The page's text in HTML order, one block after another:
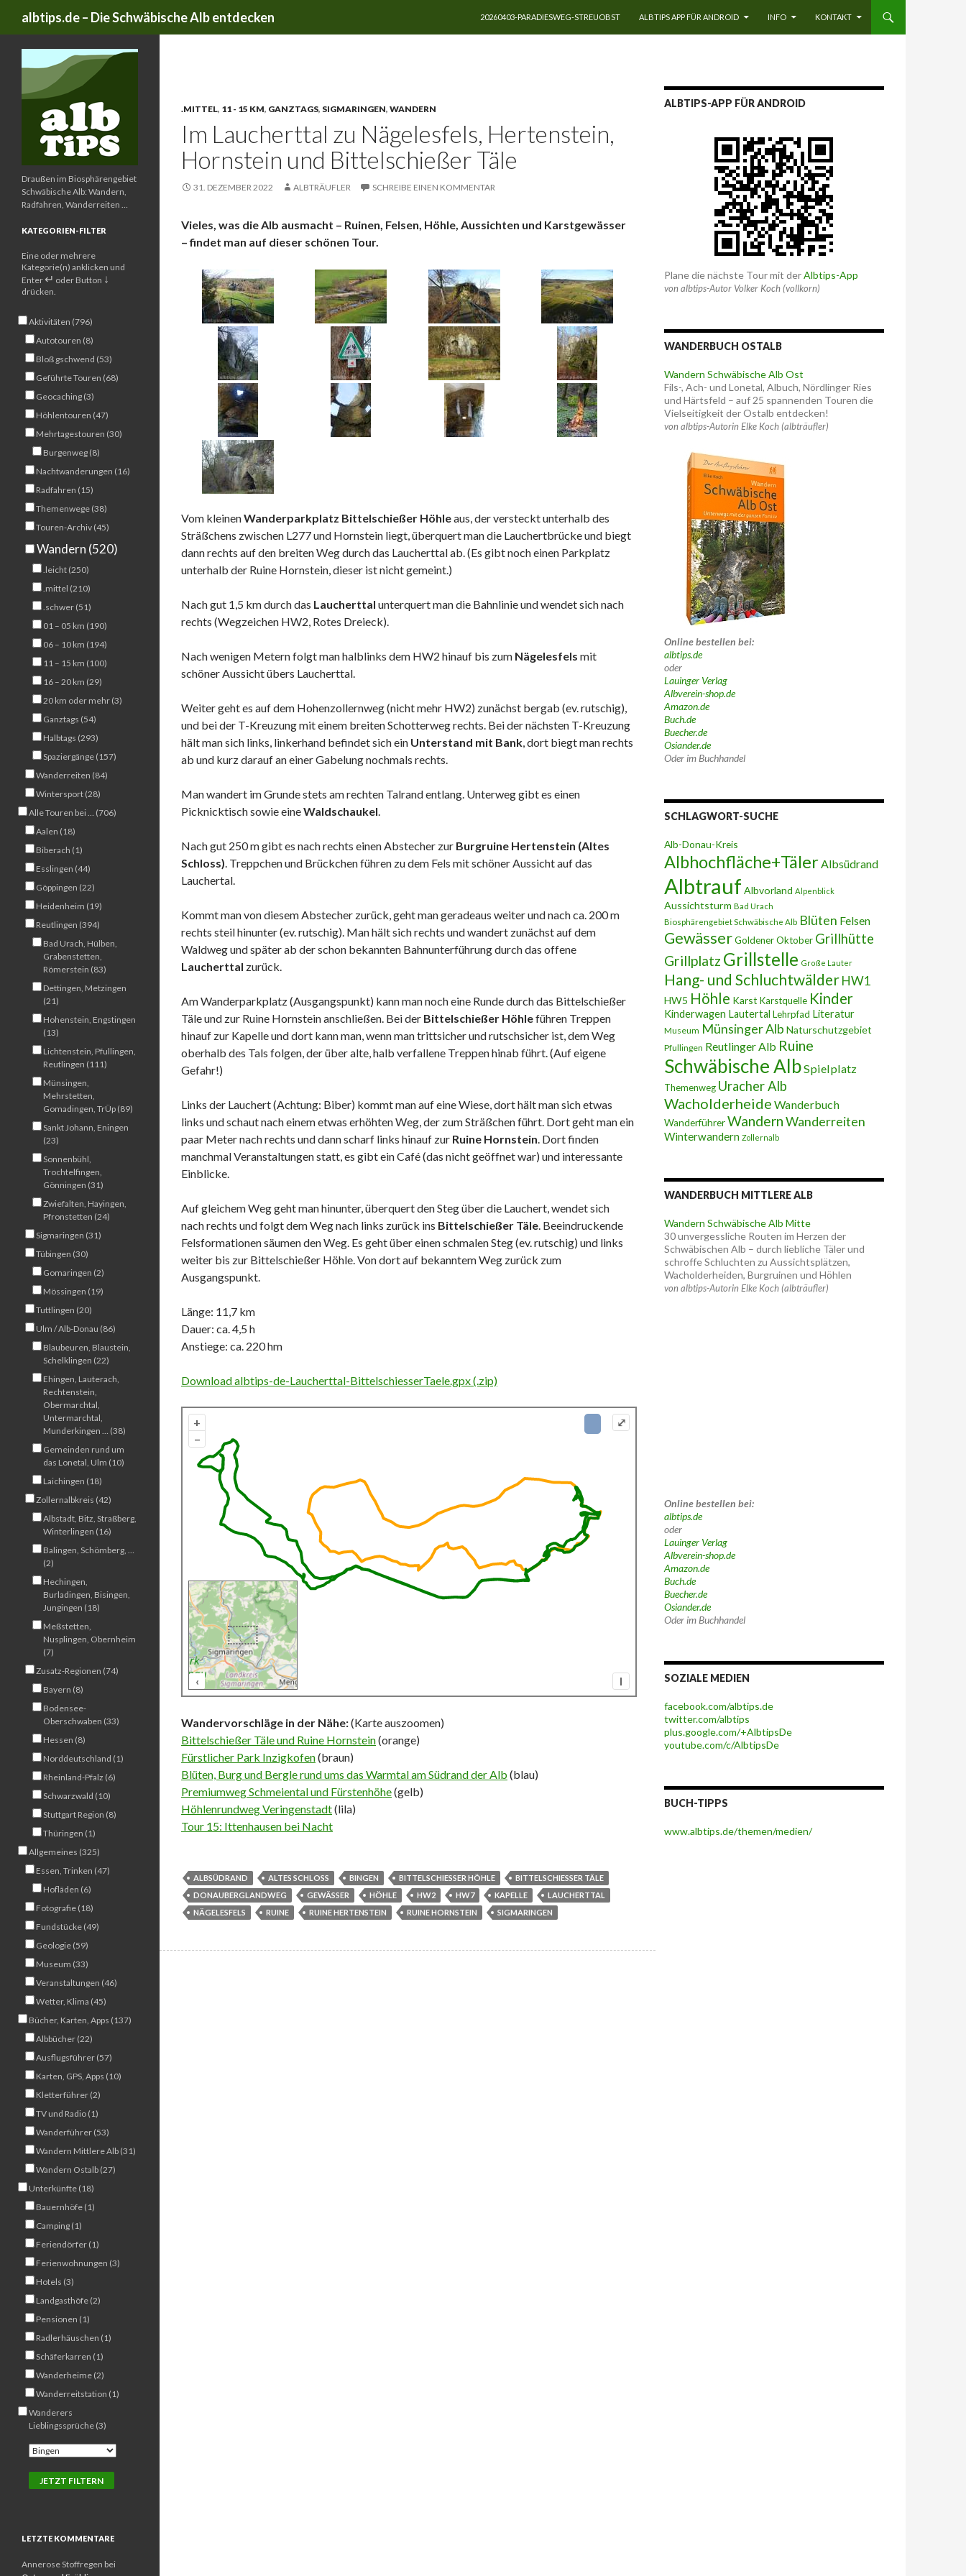
albtips.de – Die Schwäbische Alb entdecken
20260403-PARADIESWEG-STREUOBST
ALBTIPS APP FÜR ANDROID INFO KONTAKT
.MITTEL, 11 - 15 KM, GANZTAGS, SIGMARINGEN, WANDERN
Im Laucherttal zu Nägelesfels, Hertenstein,
Hornstein und Bittelschießer Täle
31. DEZEMBER 2022 ALBTRÄUFLER SCHREIBE EINEN KOMMENTAR
Vieles, was die Alb ausmacht – Ruinen, Felsen, Höhle, Aussichten und Karstgewässer
– findet man auf dieser schönen Tour.
Vom kleinenWanderparkplatz Bittelschießer Höhleaus, der versteckt unterhalb des
Sträßchens zwischen L277 und Hornstein liegt, überquert man die Lauchertbrücke und biegt
dann rechts auf den breiten Weg durch das Laucherttal ab. (Es gibt noch einen Parkplatz
unterhalb der Ruine Hornstein, dieser ist nicht gemeint.)
Nach gut 1,5 km durch das Laucherttal unterquert man die Bahnlinie und wendet sich nach
rechts (Wegzeichen HW2, Rotes Dreieck).
Nach wenigen Metern folgt man halblinks dem HW2 hinauf bis zum Nägelesfels mit
schöner Aussicht übers Laucherttal.
Weiter geht es auf dem Hohenzollernweg (nicht mehr HW2) zunächst bergab (ev. rutschig),
und bei der T-Kreuzung mit einem breiten Schotterweg rechts. Bei der nächsten T-Kreuzung
hält man sich links, linkerhand befindet sich ein Unterstand mit Bank, dort biegt man rechts
ab und kurz darauf an einer Gabelung nochmals rechts.
Man wandert im Grunde stets am rechten Talrand entlang. Unterweg gibt es einen
Picknicktisch sowie eineWaldschaukel.
Nach gut 250 m gibt es nach rechts einen Abstecher zur Burgruine Hertenstein (Altes
Schloss). Treppchen und Brückchen führen zu dem Fels mit schöner Aussicht auf das
Lauchertal.
Kommt man von diesem Abstecher zurück, geht man geradeaus weiter und nach ca. 200 m
rechts steil hinunter (ev. rutschig). Man hält sich rechts und wandert zunächst auf dem
Waldweg und später ab der schon bekannten Bahnunterführung durch das offene
Laucherttal zurück.
Am Wanderparkplatz (Ausgangspunkt) kann man noch eine Runde durch das Bittelschießer
Täle und zur Ruine Hornstein anschließen. Bei der Bittelschießer Höhleführen Treppen
hinauf zur Kapelle und dort kann man, wenn man trittsicher und rutschsicher ist, dem Weg
oberhalb des Tals folgen, der über alte, halb verfallene Treppen hinab führt. (Auf eigene
Gefahr!)
Links der Lauchert (Achtung: Biber) kommt man auf eine Wiese, dort hält man sich etwas
links und schaut nach einem etwas erhöhten Weg, der zum Sträßchen führt. Dort geht man ein
paar Meter nach rechts und dann scharf links hinauf zur Ruine Hornstein. Dort finden
manchmal Veranstaltungen statt, es gibt ein Café (das nicht geöffnet war) und interessante
Einblicke.
Auf gleichem Weg geht man hinunter, überquert den Steg über die Lauchert, wendet sich
nach rechts und folgt dem Weg nach links zurück ins Bittelschießer Täle. Beeindruckende
Felsformationen säumen den Weg. Es geht über einen schmalen Steg (ev. rutschig) und links
weiter bis zur Bittelschießer Höhle. Von dort auf bekanntem Weg zurück zum
Ausgangspunkt.
Länge: 11,7 km
Dauer: ca. 4,5 h
Anstiege: ca. 220 hm
Download albtips-de-Laucherttal-BittelschiesserTaele.gpx (.zip)
+
–
I
500 m
‹
⤢
Wandervorschläge in der Nähe:(Karte auszoomen)
Bittelschießer Täle und Ruine Hornstein(orange)
Fürstlicher Park Inzigkofen(braun)
Blüten, Burg und Bergle rund ums das Warmtal am Südrand der Alb (blau)
Premiumweg Schmeiental und Fürstenhöhe(gelb)
Höhlenrundweg Veringenstadt(lila)
Tour 15: Ittenhausen bei Nacht
ALBSÜDRAND ALTES SCHLOSS BINGEN BITTELSCHIESSER HÖHLE
BITTELSCHIESSER TÄLE
DONAUBERGLANDWEG
GEWÄSSER HÖHLE HW2 HW7 KAPELLE
LAUCHERTTAL
NÄGELESFELS
RUINE RUINE HERTENSTEIN RUINE HORNSTEIN SIGMARINGEN
ALBTIPS-APP FÜR ANDROID
Plane die nächste Tour mit derAlbtips-App
von albtips-Autor Volker Koch (vollkorn)
WANDERBUCH OSTALB
Wandern Schwäbische Alb Ost
Fils-, Ach- und Lonetal, Albuch, Nördlinger Ries
und Härtsfeld – auf 25 spannenden Touren die
Vielseitigkeit der Ostalb entdecken!
von albtips-Autorin Elke Koch (albträufler)
Online bestellen bei:
albtips.de
oder
Lauinger Verlag
Albverein-shop.de
Amazon.de
Buch.de
Buecher.de
Osiander.de
Oder im Buchhandel
SCHLAGWORT-SUCHE
Alb-Donau-Kreis
Albhochfläche+TälerAlbsüdrand
Albtrauf Albvorland Alpenblick
Aussichtsturm Bad Urach
Biosphärengebiet Schwäbische Alb Blüten Felsen
GewässerGoldener Oktober Grillhütte
Grillplatz Grillstelle Große Lauter
Hang- und SchluchtwälderHW1
HW5 Höhle Karst Karstquelle Kinder
Kinderwagen Lautertal Lehrpfad Literatur
Museum Münsinger Alb Naturschutzgebiet
Pfullingen Reutlinger Alb Ruine
Schwäbische AlbSpielplatz
Themenweg Uracher Alb
Wacholderheide Wanderbuch
WanderführerWandernWanderreiten
Winterwandern Zollernalb
WANDERBUCH MITTLERE ALB
Wandern Schwäbische Alb Mitte
30 unvergessliche Routen im Herzen der
Schwäbischen Alb – durch liebliche Täler und
schroffe Schluchten zu Aussichtsplätzen,
Wacholderheiden, Burgruinen und Höhlen
von albtips-Autorin Elke Koch (albträufler)
Online bestellen bei:
albtips.de
oder
Lauinger Verlag
Albverein-shop.de
Amazon.de
Buch.de
Buecher.de
Osiander.de
Oder im Buchhandel
SOZIALE MEDIEN
facebook.com/albtips.de
twitter.com/albtips
plus.google.com/+AlbtipsDe
youtube.com/c/AlbtipsDe
BUCH-TIPPS
www.albtips.de/themen/medien/
Draußen im Biosphärengebiet
Schwäbische Alb: Wandern,
Radfahren, Wanderreiten …
KATEGORIEN-FILTER
Eine oder mehrere
Kategorie(n) anklicken und
Enter ↵ oder Button ↓
drücken.
Aktivitäten (796)
Autotouren (8)
Bloß gschwend (53)
Geführte Touren (68)
Geocaching (3)
Höhlentouren (47)
Mehrtagestouren (30)
Burgenweg (8)
Nachtwanderungen (16)
Radfahren (15)
Themenwege (38)
Touren-Archiv (45)
Wandern (520)
.leicht (250)
.mittel (210)
.schwer (51)
01 – 05 km (190)
06 – 10 km (194)
11 – 15 km (100)
16 – 20 km (29)
20 km oder mehr (3)
Ganztags (54)
Halbtags (293)
Spaziergänge (157)
Wanderreiten (84)
Wintersport (28)
Alle Touren bei … (706)
Aalen (18)
Biberach (1)
Esslingen (44)
Göppingen (22)
Heidenheim (19)
Reutlingen (394)
Bad Urach, Hülben,
Grabenstetten,
Römerstein (83)
Dettingen, Metzingen
(21)
Hohenstein, Engstingen
(13)
Lichtenstein, Pfullingen,
Reutlingen (111)
Münsingen,
Mehrstetten,
Gomadingen, TrÜp (89)
Sankt Johann, Eningen
(23)
Sonnenbühl,
Trochtelfingen,
Gönningen (31)
Zwiefalten, Hayingen,
Pfronstetten (24)
Sigmaringen (31)
Tübingen (30)
Gomaringen (2)
Mössingen (19)
Tuttlingen (20)
Ulm / Alb-Donau (86)
Blaubeuren, Blaustein,
Schelklingen (22)
Ehingen, Lauterach,
Rechtenstein,
Obermarchtal,
Untermarchtal,
Munderkingen … (38)
Gemeinden rund um
das Lonetal, Ulm (10)
Laichingen (18)
Zollernalbkreis (42)
Albstadt, Bitz, Straßberg,
Winterlingen (16)
Balingen, Schömberg, …
(2)
Hechingen,
Burladingen, Bisingen,
Jungingen (18)
Meßstetten,
Nusplingen, Obernheim
(7)
Zusatz-Regionen (74)
Bayern (8)
Bodensee-
Oberschwaben (33)
Hessen (8)
Norddeutschland (1)
Rheinland-Pfalz (6)
Schwarzwald (10)
Stuttgart Region (8)
Thüringen (1)
Allgemeines (325)
Essen, Trinken (47)
Hofläden (6)
Fotografie (18)
Fundstücke (49)
Geologie (59)
Museum (33)
Veranstaltungen (46)
Wetter, Klima (45)
Bücher, Karten, Apps (137)
Albbücher (22)
Ausflugsführer (57)
Karten, GPS, Apps (10)
Kletterführer (2)
TV und Radio (1)
Wanderführer (53)
Wandern Mittlere Alb (31)
Wandern Ostalb (27)
Unterkünfte (18)
Bauernhöfe (1)
Camping (1)
Feriendörfer (1)
Ferienwohnungen (3)
Hotels (3)
Landgasthöfe (2)
Pensionen (1)
Radlerhäuschen (1)
Schäferkarren (1)
Wanderheime (2)
Wanderreitstation (1)
Wanderers
Lieblingssprüche (3)
LETZTE KOMMENTARE
Annerose Stoffregen bei